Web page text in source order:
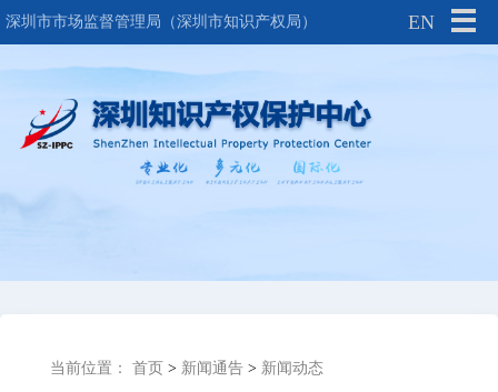
深圳市市场监督管理局（深圳市知识产权局） EN
当前位置： 首页 > 新闻通告 > 新闻动态